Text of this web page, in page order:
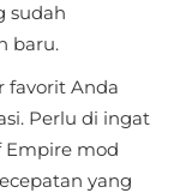
sudah
baru.
favorit Anda
Perlu di ingat
Empire mod
yang